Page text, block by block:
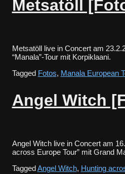
Metsatöll
Metsatöll live in Concert am
“Manala”-Tour mit Korpiklaani.
Tagged Fotos, Manala European
Angel Witch
Angel Witch live in Concert am
across Europe Tour” mit Grand
TaggedAngel Witch, Hunting